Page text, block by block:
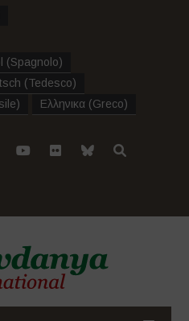
(Spagnolo)
(Tedesco)
) Ελληνικα (Greco)